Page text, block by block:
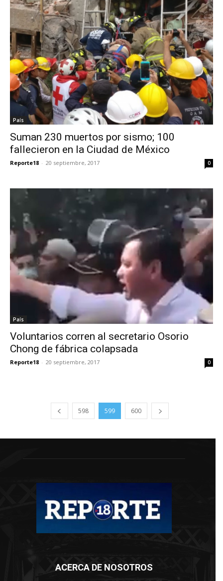
País
Suman 230 muertos por sismo; 100
fallecieron en la Ciudad de México
Reporte18 - 20 septiembre, 2017 0
País
Voluntarios corren al secretario Osorio
Chong de fábrica colapsada
Reporte18 - 20 septiembre, 2017 0
598 599 600
ACERCA DE NOSOTROS